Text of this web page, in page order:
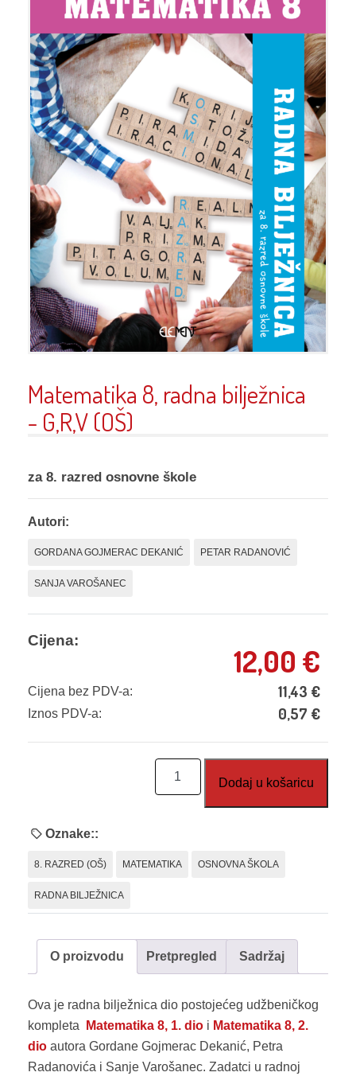
Matematika 8, radna bilježnica
- G,R,V (OŠ)
za 8. razred osnovne škole
Autori:
GORDANA GOJMERAC DEKANIĆ PETAR RADANOVIĆ
SANJA VAROŠANEC
Cijena:
12,00 €
Cijena bez PDV-a: 11,43 €
Iznos PDV-a: 0,57 €
G,R,V
količina
Dodaj u košaricu
Oznake::
8. RAZRED (OŠ) MATEMATIKA OSNOVNA ŠKOLA
RADNA BILJEŽNICA
O proizvodu Pretpregled Sadržaj
Ova je radna bilježnica dio postojećeg udžbeničkog
kompleta
Matematika 8, 1. dio i Matematika 8, 2.
dio autora Gordane Gojmerac Dekanić, Petra
Radanovića i Sanje Varošanec. Zadatci u radnoj